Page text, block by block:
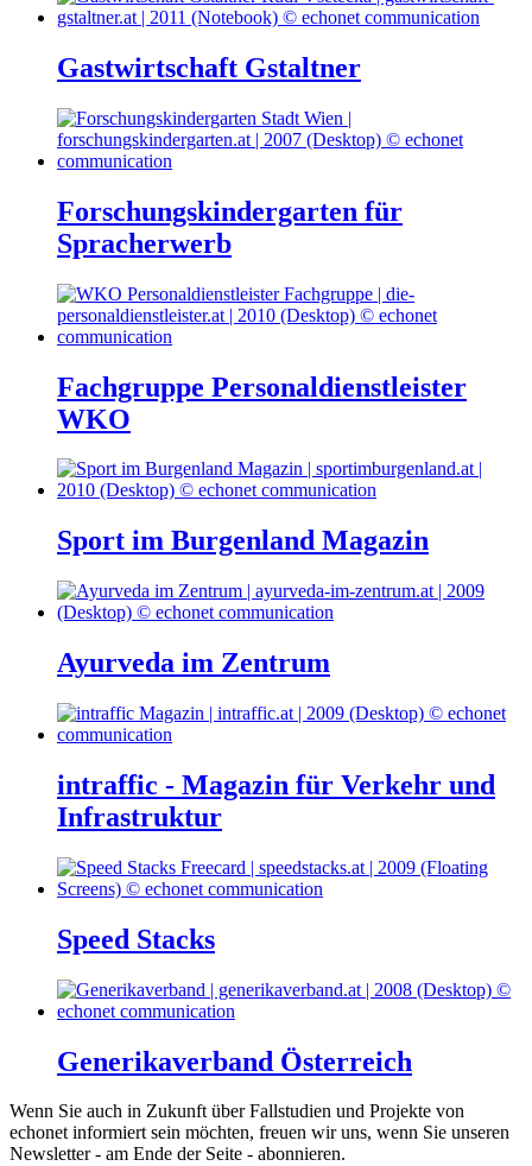
Gastwirtschaft Gstaltner
Forschungskindergarten für
Spracherwerb
Fachgruppe Personaldienstleister
WKO
Sport im Burgenland Magazin
Ayurveda im Zentrum
intraffic - Magazin für Verkehr und
Infrastruktur
Speed Stacks
Generikaverband Österreich
Wenn Sie auch in Zukunft über Fallstudien und Projekte von
echonet informiert sein möchten, freuen wir uns, wenn Sie unseren
Newsletter - am Ende der Seite - abonnieren.